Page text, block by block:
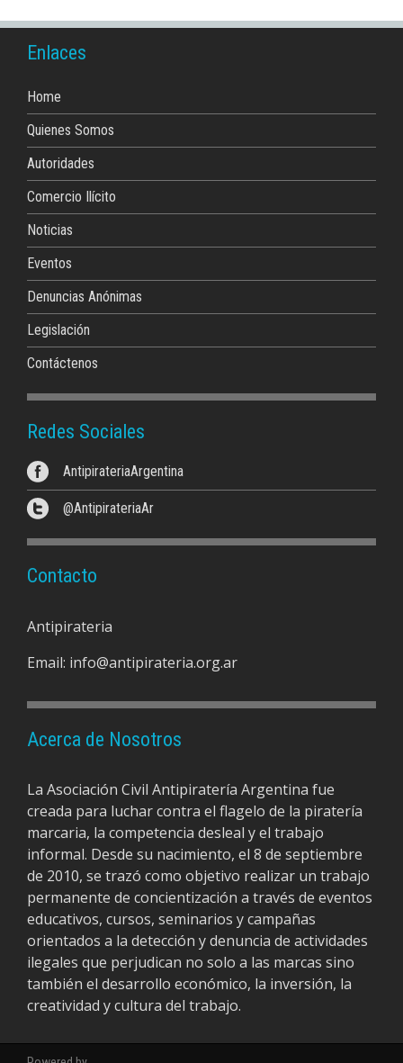
Enlaces
Home
Quienes Somos
Autoridades
Comercio Ilícito
Noticias
Eventos
Denuncias Anónimas
Legislación
Contáctenos
Redes Sociales
AntipirateriaArgentina
@AntipirateriaAr
Contacto
Antipirateria
Email: info@antipirateria.org.ar
Acerca de Nosotros
La Asociación Civil Antipiratería Argentina fue
creada para luchar contra el flagelo de la piratería
marcaria, la competencia desleal y el trabajo
informal. Desde su nacimiento, el 8 de septiembre
de 2010, se trazó como objetivo realizar un trabajo
permanente de concientización a través de eventos
educativos, cursos, seminarios y campañas
orientados a la detección y denuncia de actividades
ilegales que perjudican no solo a las marcas sino
también el desarrollo económico, la inversión, la
creatividad y cultura del trabajo.